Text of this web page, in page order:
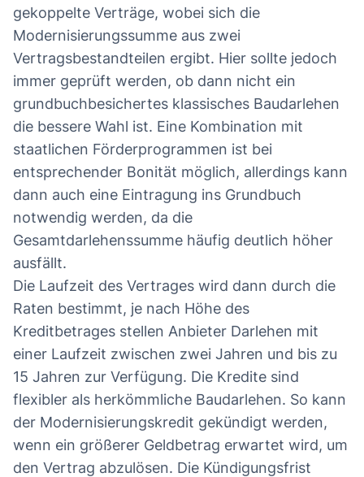
gekoppelte Verträge, wobei sich die
Modernisierungssumme aus zwei
Vertragsbestandteilen ergibt. Hier sollte jedoch
immer geprüft werden, ob dann nicht ein
grundbuchbesichertes klassisches Baudarlehen
die bessere Wahl ist. Eine Kombination mit
staatlichen Förderprogrammen ist bei
entsprechender Bonität möglich, allerdings kann
dann auch eine Eintragung ins Grundbuch
notwendig werden, da die
Gesamtdarlehenssumme häufig deutlich höher
ausfällt.
Die Laufzeit des Vertrages wird dann durch die
Raten bestimmt, je nach Höhe des
Kreditbetrages stellen Anbieter Darlehen mit
einer Laufzeit zwischen zwei Jahren und bis zu
15 Jahren zur Verfügung. Die Kredite sind
flexibler als herkömmliche Baudarlehen. So kann
der Modernisierungskredit gekündigt werden,
wenn ein größerer Geldbetrag erwartet wird, um
den Vertrag abzulösen. Die Kündigungsfrist